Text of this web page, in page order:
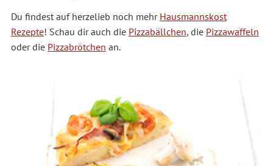
Du findest auf herzelieb noch mehr Hausmannskost
Rezepte! Schau dir auch die Pizzabällchen, die Pizzawaffeln
oder die Pizzabrötchen an.